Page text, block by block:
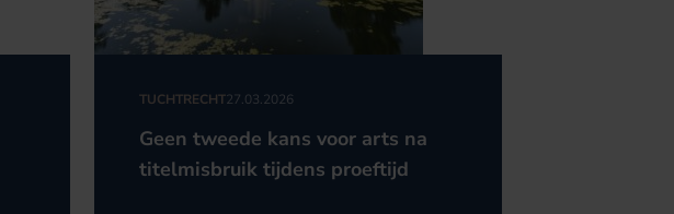
TUCHTRECHT27.03.2026
Geen tweede kans voor arts na
titelmisbruik tijdens proeftijd